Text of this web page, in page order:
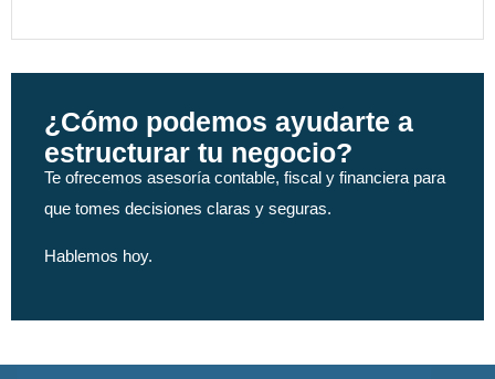
¿Cómo podemos ayudarte a
estructurar tu negocio?
Te ofrecemos asesoría contable, fiscal y financiera para
que tomes decisiones claras y seguras.
Hablemos hoy.